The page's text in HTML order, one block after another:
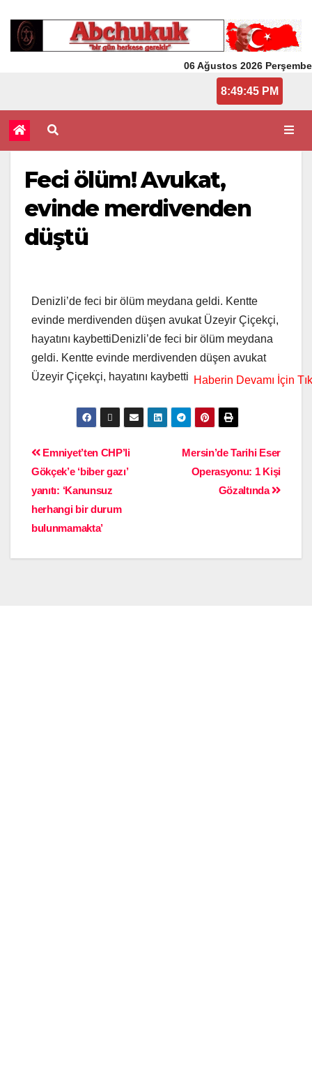
06 Ağustos 2026 Perşembe
8:49:45 PM
Feci ölüm! Avukat,
evinde merdivenden
düştü
Denizli’de feci bir ölüm meydana geldi. Kentte
evinde merdivenden düşen avukat Üzeyir Çiçekçi,
hayatını kaybettiDenizli’de feci bir ölüm meydana
geldi. Kentte evinde merdivenden düşen avukat
Üzeyir Çiçekçi, hayatını kaybetti
Mersin’de Tarihi Eser
Operasyonu: 1 Kişi
Gözaltında
Emniyet’ten CHP’li
Gökçek’e ‘biber gazı’
yanıtı: ‘Kanunsuz
herhangi bir durum
bulunmamakta’